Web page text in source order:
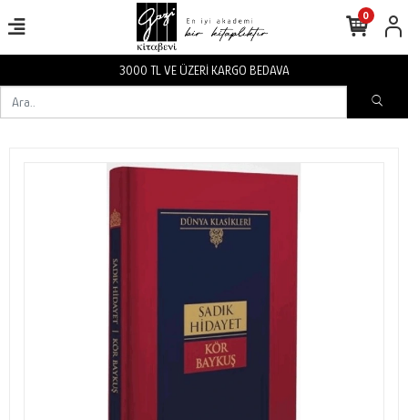
3000 TL VE ÜZERİ KARGO BEDAVA
0